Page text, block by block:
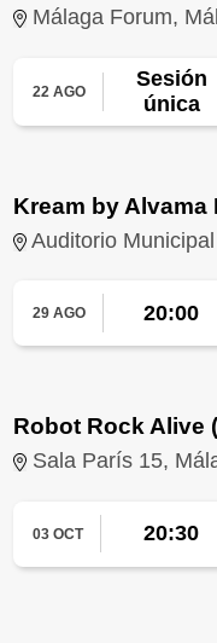
Málaga Forum,
22 AGO
Sesión
única
Kream by Alvama
Auditorio
29 AGO 20:00
Robot Rock Alive
Sala París 15,
03 OCT 20:30